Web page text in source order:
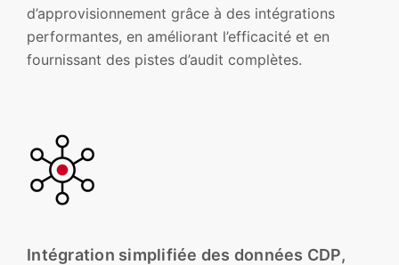
d’approvisionnement grâce à des intégrations
performantes, en améliorant l’efficacité et en
fournissant des pistes d’audit complètes.
Intégration simplifiée des données CDP,